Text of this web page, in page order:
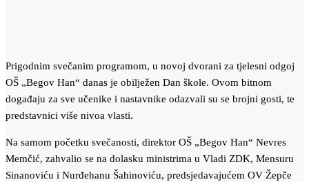
Prigodnim svečanim programom, u novoj dvorani za tjelesni odgoj
OŠ „Begov Han“ danas je obilježen Dan škole. Ovom bitnom
događaju za sve učenike i nastavnike odazvali su se brojni gosti, te
predstavnici više nivoa vlasti.
Na samom početku svečanosti, direktor OŠ „Begov Han“ Nevres
Memčić, zahvalio se na dolasku ministrima u Vladi ZDK, Mensuru
Sinanoviću i Nurđehanu Šahinoviću, predsjedavajućem OV Žepče